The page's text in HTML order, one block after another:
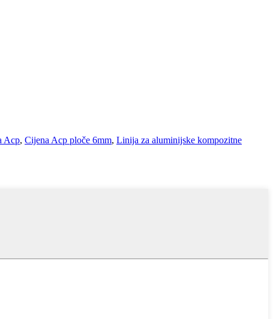
Acp, Cijena Acp ploče 6mm, Linija za aluminijske kompozitne